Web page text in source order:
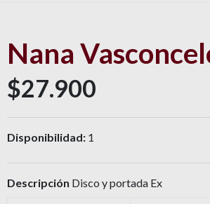
Nana
$27.900
Disponibilidad: 1
Descripción Disco y portada Ex